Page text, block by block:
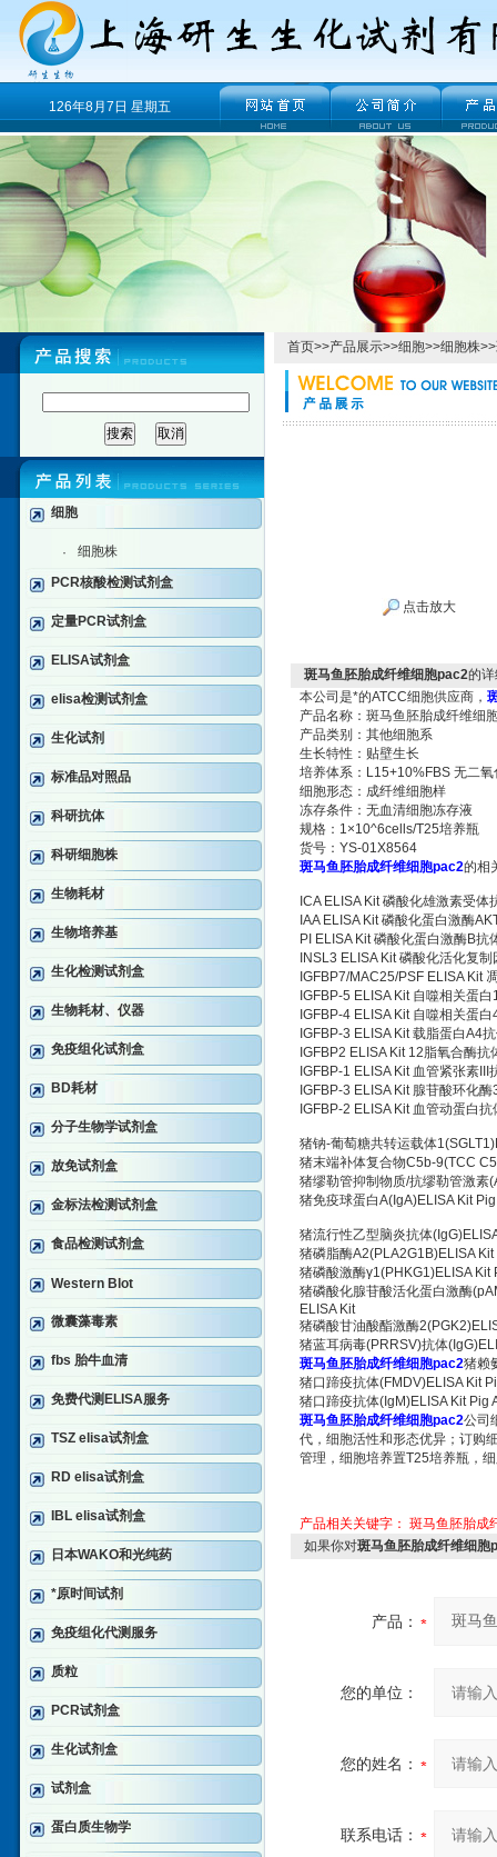
126年8月7日 星期五
细胞
·
细胞株
PCR核酸检测试剂盒
定量PCR试剂盒
ELISA试剂盒
elisa检测试剂盒
生化试剂
标准品对照品
科研抗体
科研细胞株
生物耗材
生物培养基
生化检测试剂盒
生物耗材、仪器
免疫组化试剂盒
BD耗材
分子生物学试剂盒
放免试剂盒
金标法检测试剂盒
食品检测试剂盒
Western Blot
微囊藻毒素
fbs 胎牛血清
免费代测ELISA服务
TSZ elisa试剂盒
RD elisa试剂盒
IBL elisa试剂盒
日本WAKO和光纯药
*原时间试剂
免疫组化代测服务
质粒
PCR试剂盒
生化试剂盒
试剂盒
蛋白质生物学
首页>>产品展示>>细胞>>细胞株
点击放大
斑马鱼胚胎成纤维细胞pac2的
本公司是*的ATCC细胞供应商，
产品名称：斑马鱼胚胎成纤维细
产品类别：其他细胞系
生长特性：贴壁生长
培养体系：L15+10%FBS 无二
细胞形态：成纤维细胞样
冻存条件：无血清细胞冻存液
规格：1×10^6cells/T25培养瓶
货号：YS-01X8564
斑马鱼胚胎成纤维细胞pac2的相
ICA ELISA Kit 磷酸化雄激素受
IAA ELISA Kit 磷酸化蛋白激酶
PI ELISA Kit 磷酸化蛋白激酶B抗
INSL3 ELISA Kit 磷酸化活化复
IGFBP7/MAC25/PSF ELISA Kit
IGFBP-5 ELISA Kit 自噬相关蛋
IGFBP-4 ELISA Kit 自噬相关蛋
IGFBP-3 ELISA Kit 载脂蛋白A4
IGFBP2 ELISA Kit 12脂氧合酶
IGFBP-1 ELISA Kit 血管紧张素
IGFBP-3 ELISA Kit 腺苷酸环化
IGFBP-2 ELISA Kit 血管动蛋白
猪钠-葡萄糖共转运载体
猪末端补体复合物C5b-9(TCC
猪缪勒管抑制物质/抗缪勒管激素
猪免疫球蛋白A(IgA)ELISA Kit
猪流行性乙型脑炎抗体
猪磷脂酶A2(PLA2G1B)ELISA
猪磷酸激酶γ1(PHKG1)ELISA Kit
猪磷酸化腺苷酸活化蛋白激酶
ELISA Kit
猪磷酸甘油酸酯激酶
猪蓝耳病毒(PRRSV)抗体
斑马鱼胚胎成纤维细胞pac2猪赖
猪口蹄疫抗体(FMDV)ELISA Kit
猪口蹄疫抗体(IgM)ELISA Kit
斑马鱼胚胎成纤维细胞pac2公司
代，细胞活性和形态优异；订购
管理，细胞培养置T25培养瓶，
产品相关关键字： 斑马鱼胚胎成
如果你对斑马鱼胚胎成纤维细胞
产品：
您的单位：
您的姓名：
联系电话：